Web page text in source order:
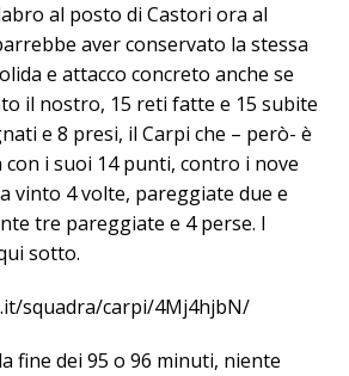
al posto di Castori ora al
aver conservato la stessa
e attacco concreto anche se
il nostro, 15 reti fatte e 15 subite
e 8 presi, il Carpi che – però- è
con i suoi 14 punti, contro i nove
vinto 4 volte, pareggiate due e
tre pareggiate e 4 perse. I
sotto.
squadra/carpi/4Mj4hjbN/
fine dei 95 o 96 minuti, niente